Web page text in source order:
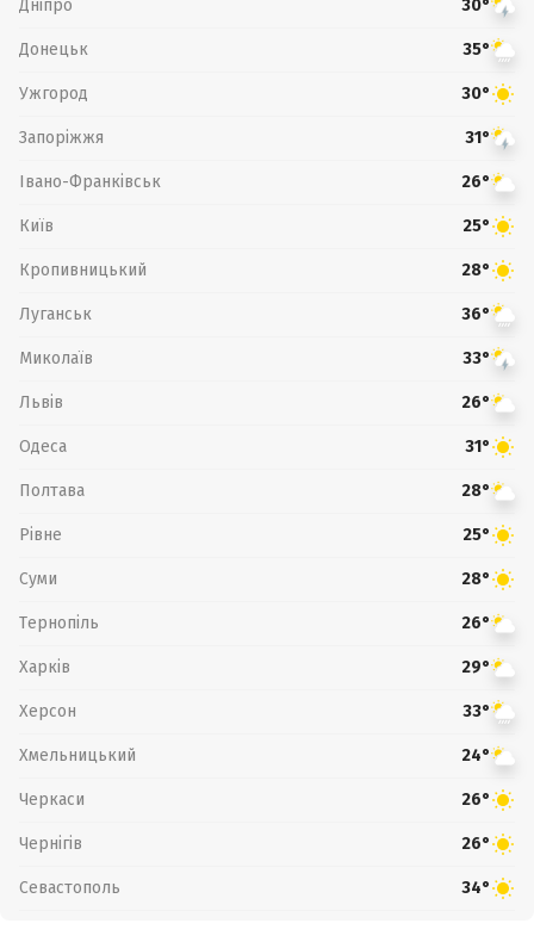
Дніпро 30°
Донецьк 35°
Ужгород 30°
Запоріжжя 31°
Івано-Франківськ 26°
Київ 25°
Кропивницький 28°
Луганськ 36°
Миколаїв 33°
Львів 26°
Одеса 31°
Полтава 28°
Рівне 25°
Суми 28°
Тернопіль 26°
Харків 29°
Херсон 33°
Хмельницький 24°
Черкаси 26°
Чернігів 26°
Севастополь 34°